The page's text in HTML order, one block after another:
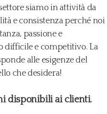
siamo in attività da
e consistenza perché noi
passione e
difficile e competitivo. La
alle esigenze del
che desidera!
disponibili ai clienti.